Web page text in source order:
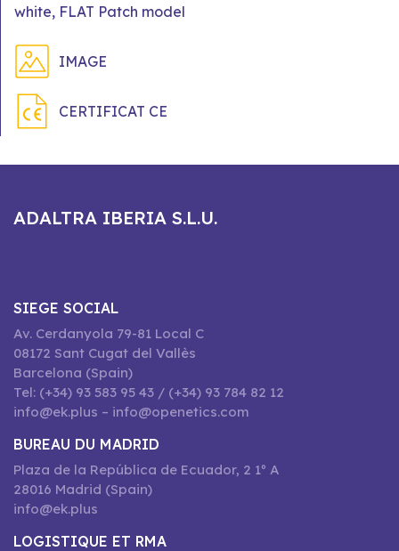
white, FLAT Patch model
IMAGE
CERTIFICAT CE
ADALTRA IBERIA S.L.U.
SIEGE SOCIAL
Av. Cerdanyola 79-81 Local C
08172 Sant Cugat del Vallès
Barcelona (Spain)
Tel: (+34) 93 583 95 43 / (+34) 93 784 82 12
info@ek.plus – info@openetics.com
BUREAU DU MADRID
Plaza de la República de Ecuador, 2 1º A
28016 Madrid (Spain)
info@ek.plus
LOGISTIQUE ET RMA